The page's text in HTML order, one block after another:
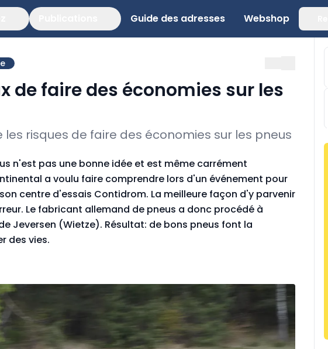
Guide des adresses Webshop
de faire des économies sur les
risques de faire des économies sur les pneus
n'est pas une bonne idée et est même carrément
a voulu faire comprendre lors d'un événement pour
centre d'essais Contidrom. La meilleure façon d'y parvenir
Le fabricant allemand de pneus a donc procédé à
Jeversen (Wietze). Résultat: de bons pneus font la
des vies.